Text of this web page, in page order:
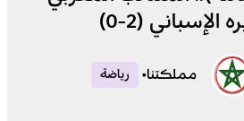
الإسباني (2-0)
مملكتنا• رياضة